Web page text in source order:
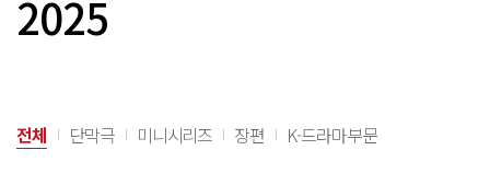
2025
전체 단막극 미니시리즈 장편 K-드라마부문